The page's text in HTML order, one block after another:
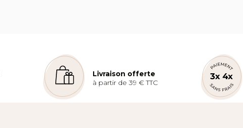
Livraison offerte
à partir de 39 € TTC